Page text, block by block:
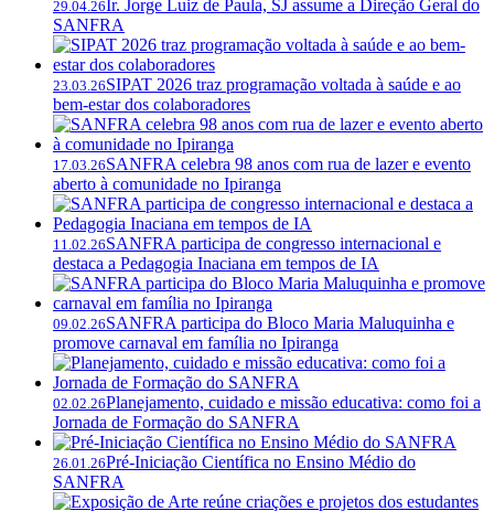
29.04.26Ir. Jorge Luiz de Paula, SJ assume a Direção Geral do
SANFRA
23.03.26SIPAT 2026 traz programação voltada à saúde e ao
bem-estar dos colaboradores
17.03.26SANFRA celebra 98 anos com rua de lazer e evento
aberto à comunidade no Ipiranga
11.02.26SANFRA participa de congresso internacional e
destaca a Pedagogia Inaciana em tempos de IA
09.02.26SANFRA participa do Bloco Maria Maluquinha e
promove carnaval em família no Ipiranga
02.02.26Planejamento, cuidado e missão educativa: como foi a
Jornada de Formação do SANFRA
26.01.26Pré-Iniciação Científica no Ensino Médio do
SANFRA